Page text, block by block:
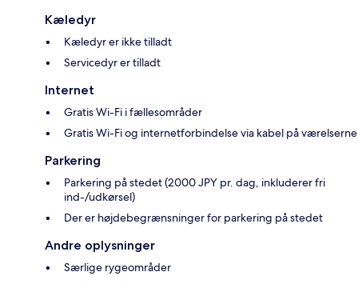
Kæledyr
Kæledyr er ikke tilladt
Servicedyr er tilladt
Internet
Gratis Wi-Fi i fællesområder
Gratis Wi-Fi og internetforbindelse via kabel på værelserne
Parkering
Parkering på stedet (2000 JPY pr. dag, inkluderer fri
ind-/udkørsel)
Der er højdebegrænsninger for parkering på stedet
Andre oplysninger
Særlige rygeområder